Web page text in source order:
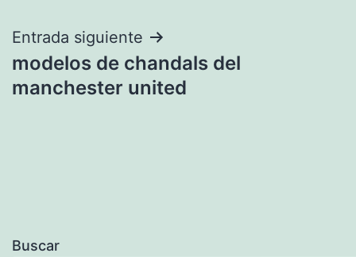
Entrada siguiente
modelos de chandals del
manchester united
Buscar